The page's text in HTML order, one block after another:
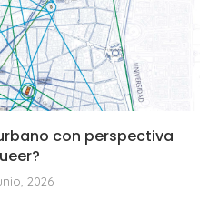
con perspectiva
2026